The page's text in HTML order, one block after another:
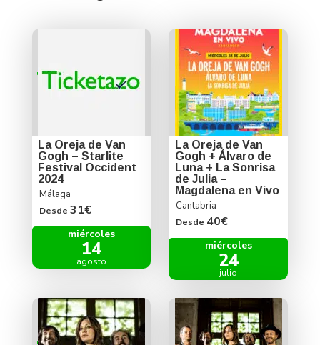
La Oreja de Van
Gogh – Starlite
Festival Occident
2024
Málaga
Desde 31€
miércoles
14
agosto
La Oreja de Van
Gogh + Álvaro de
Luna + La Sonrisa
de Julia –
Magdalena en Vivo
Cantabria
Desde 40€
miércoles
24
julio